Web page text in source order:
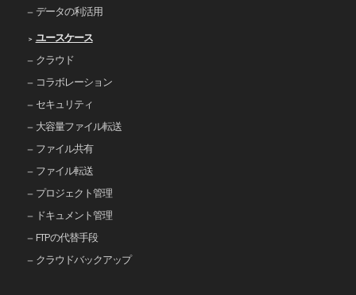
データの利活用
ユースケース
クラウド
コラボレーション
セキュリティ
大容量ファイル転送
ファイル共有
ファイル転送
プロジェクト管理
ドキュメント管理
FTPの代替手段
クラウドバックアップ